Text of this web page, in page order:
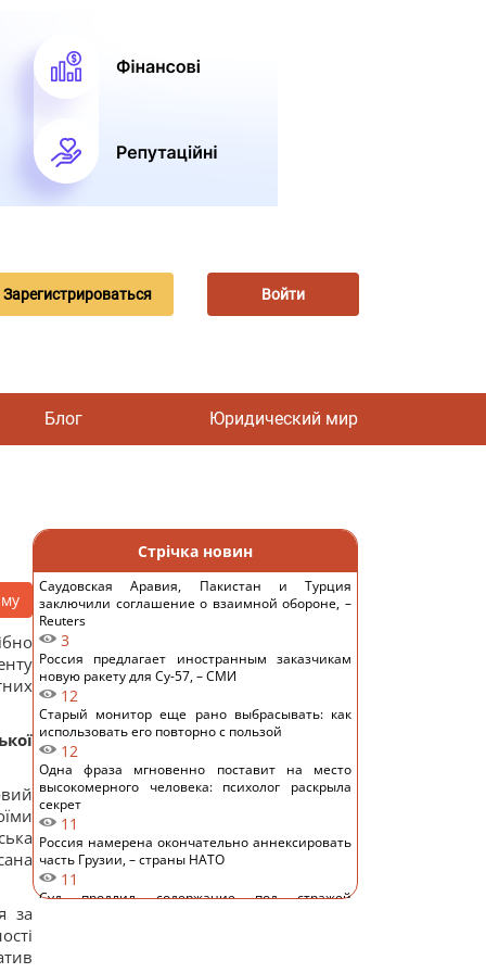
Зарегистрироваться Войти
Блог Юридический мир
за
Стрічка новин
Саудовская Аравия, Пакистан и Турция
заключили соглашение о взаимной обороне, –
Reuters
3
Россия предлагает иностранным заказчикам
новую ракету для Су-57, – СМИ
12
Старый монитор еще рано выбрасывать: как
использовать его повторно с пользой
12
Одна фраза мгновенно поставит на место
высокомерного человека: психолог раскрыла
секрет
11
Россия намерена окончательно аннексировать
часть Грузии, – страны НАТО
11
Суд продлил содержание под стражей